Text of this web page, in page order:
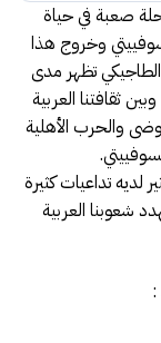
صعبة في حياة
وخروج هذا
الطاجيكي تظهر مدى
ثقافتنا العربية
والحرب الأهلية
لديه تداعيات كثيرة
شعوبنا العربية
: